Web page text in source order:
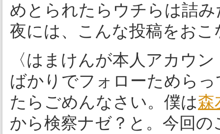
めとられたらウチらは詰
夜には、こんな投稿をおこ
〈はまけんが本人アカウ
ばかりでフォローためら
たらごめんなさい。僕は森
から検察ナゼ？と。今回